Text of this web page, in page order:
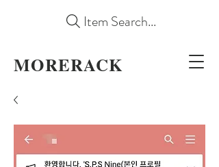
MORERACK
Item Search...